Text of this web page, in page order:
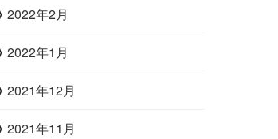
2022年2月
2022年1月
2021年12月
2021年11月